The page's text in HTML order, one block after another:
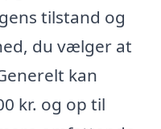
tilstand og
du vælger at
kan
kr. og op til